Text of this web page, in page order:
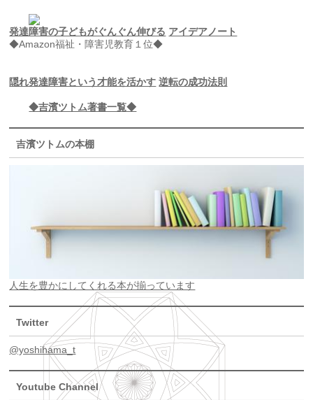
発達障害の子どもがぐんぐん伸びる アイデアノート
◆Amazon福祉・障害児教育１位◆
隠れ発達障害という才能を活かす 逆転の成功法則
◆吉濱ツトム著書一覧◆
吉濱ツトムの本棚
人生を豊かにしてくれる本が揃っています
Twitter
@yoshihama_t
Youtube Channel